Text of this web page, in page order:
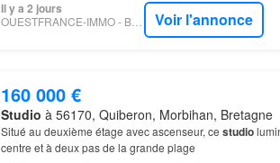
Il y a 2 jours
OUESTFRANCE-IMMO - BRO. IMMOBILIER Voir l'annonce
160 000 €
Studio à 56170, Quiberon, Morbihan, Bretagne
Situé au deuxième étage avec ascenseur, ce studio
centre et à deux pas de la grande plage